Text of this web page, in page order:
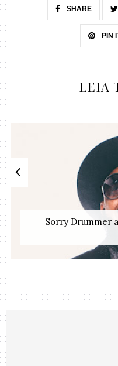
SHARE
PIN
LEIA
Sorry Drummer